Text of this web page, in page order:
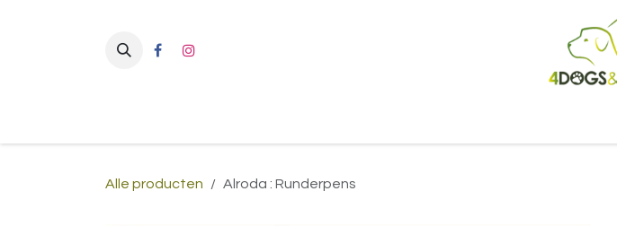
Alle producten Alroda : Runderpens